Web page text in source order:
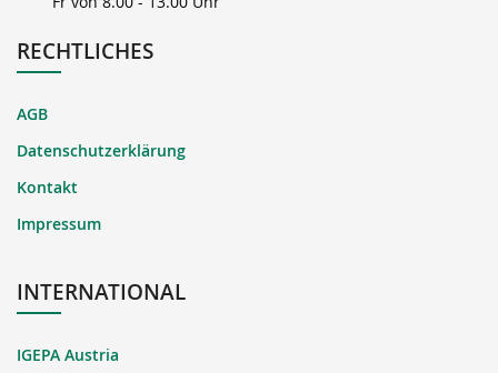
RECHTLICHES
AGB
Datenschutzerklärung
Kontakt
Impressum
INTERNATIONAL
IGEPA Austria